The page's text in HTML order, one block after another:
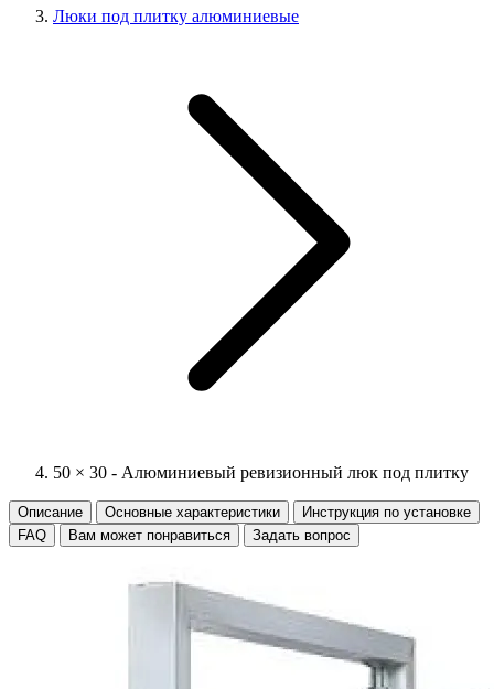
Люки под плитку алюминиевые
50 × 30 - Алюминиевый ревизионный люк под плитку
Описание Основные характеристики
Инструкция по установке
FAQ
Вам может понравиться Задать вопрос